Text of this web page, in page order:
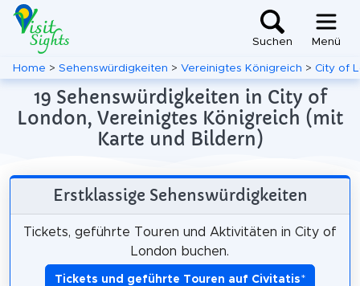
Suchen Menü
Home > Sehenswürdigkeiten > Vereinigtes Königreich > City of
19 Sehenswürdigkeiten in City of
London, Vereinigtes Königreich (mit
Karte und Bildern)
Erstklassige Sehenswürdigkeiten
Tickets, geführte Touren und Aktivitäten in City of
London buchen.
Tickets und geführte Touren auf Civitatis*